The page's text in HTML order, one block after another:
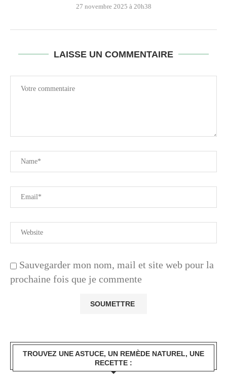
27 novembre 2025 à 20h38
LAISSE UN COMMENTAIRE
Sauvegarder mon nom, mail et site web pour la
prochaine fois que je commente
TROUVEZ UNE ASTUCE, UN REMÈDE NATUREL, UNE
RECETTE :